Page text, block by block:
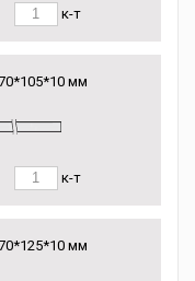
к-т
мм
к-т
мм